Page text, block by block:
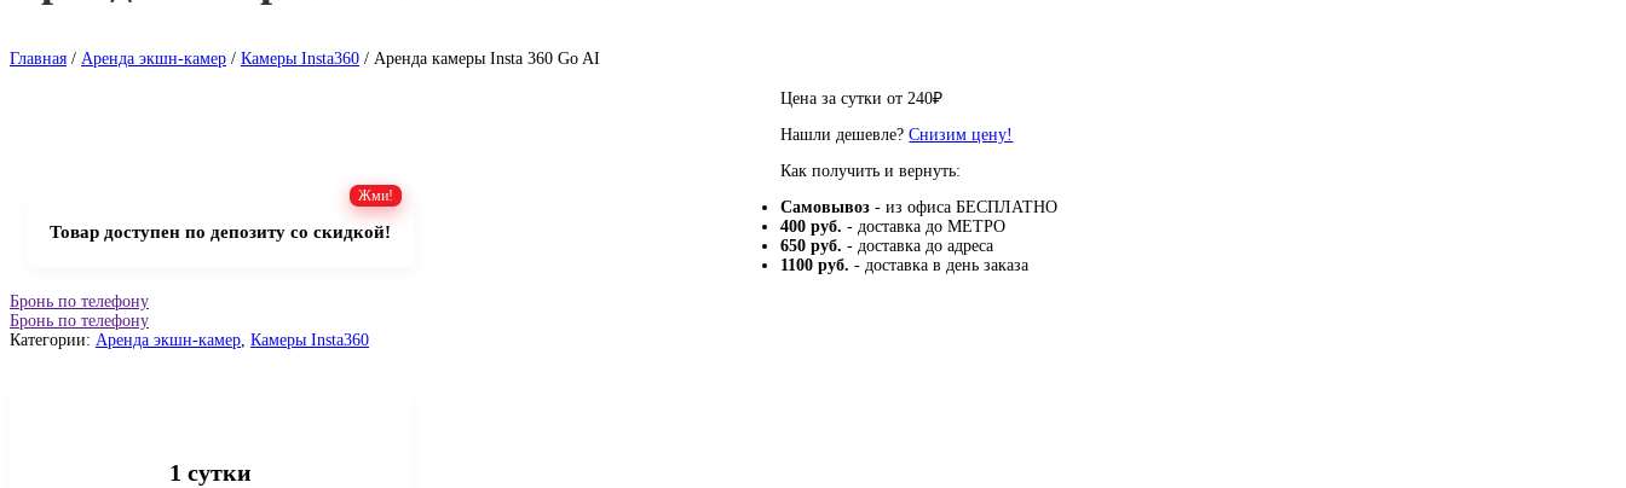
Главная / Аренда экшн-камер / Камеры Insta360 / Аренда камеры Insta 360 Go AI
Товар доступен по депозиту со скидкой!
Цена за сутки от 240₽
Нашли дешевле?Снизим цену!
Как получить и вернуть:
Самовывоз - из офиса БЕСПЛАТНО
400 руб. - доставка до МЕТРО
650 руб. - доставка до адреса
1100 руб. - доставка в день заказа
Бронь по телефону
Бронь по телефону
Категории: Аренда экшн-камер, Камеры Insta360
1 сутки